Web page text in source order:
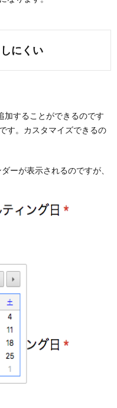
にくい
加することができるのです
です。カスタマイズできるの
ーが表示されるのですが、